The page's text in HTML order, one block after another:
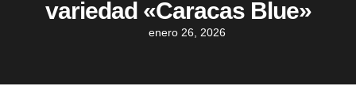
variedad «Caracas Blue»
enero 26, 2026